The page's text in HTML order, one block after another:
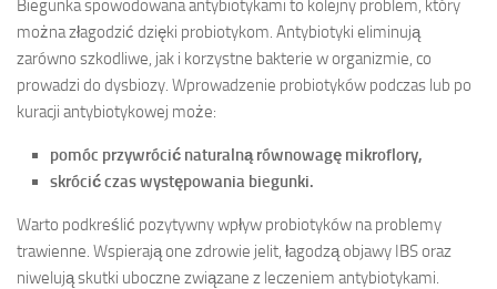
Biegunka spowodowana antybiotykami to kolejny problem, który
można złagodzić dzięki probiotykom. Antybiotyki eliminują
zarówno szkodliwe, jak i korzystne bakterie w organizmie, co
prowadzi do dysbiozy. Wprowadzenie probiotyków podczas lub po
kuracji antybiotykowej może:
pomóc przywrócić naturalną równowagę mikroflory,
skrócić czas występowania biegunki.
Warto podkreślić pozytywny wpływ probiotyków na problemy
trawienne. Wspierają one zdrowie jelit, łagodzą objawy IBS oraz
niwelują skutki uboczne związane z leczeniem antybiotykami.